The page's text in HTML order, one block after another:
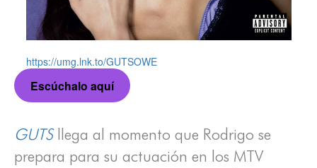
https://umg.lnk.to/GUTSOWE
Escúchalo aquí
GUTSllega al momento que Rodrigo se
prepara para su actuación en los MTV